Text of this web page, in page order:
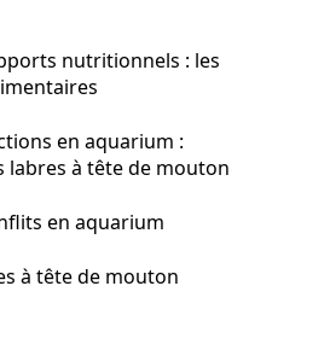
nutritionnels : les
en aquarium :
labres à tête de mouton
en aquarium
à tête de mouton